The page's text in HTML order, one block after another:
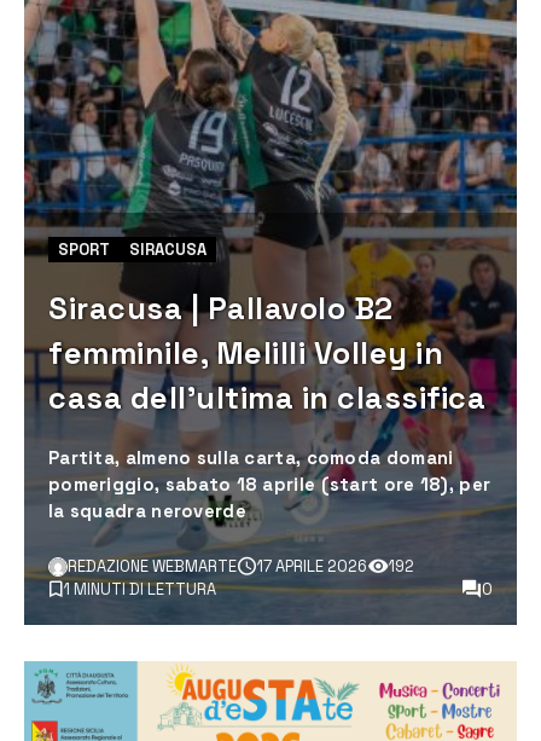
SPORT SIRACUSA
Siracusa | Pallavolo B2
femminile, Melilli Volley in
casa dell’ultima in classifica
Partita, almeno sulla carta, comoda domani
pomeriggio, sabato 18 aprile (start ore 18), per
la squadra neroverde
REDAZIONE WEBMARTE 17 APRILE 2026
192
1 MINUTI DI LETTURA
0